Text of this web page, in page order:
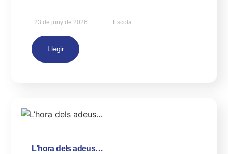
23 de juny de 2026 Escola
Llegir
L’hora dels adeus…